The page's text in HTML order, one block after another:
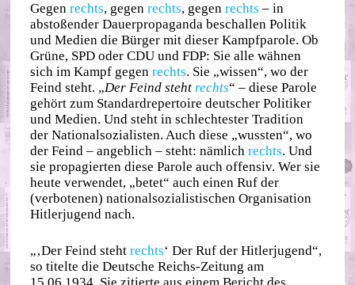
Gegenrechts, gegenrechts, gegenrechts – in
abstoßender Dauerpropaganda beschallen Politik
und Medien die Bürger mit dieser Kampfparole. Ob
Grüne, SPD oder CDU und FDP: Sie alle wähnen
sich im Kampf gegenrechts. Sie „wissen“, wo der
Feind steht. „Der Feind stehtrechts“ – diese Parole
gehört zum Standardrepertoire deutscher Politiker
und Medien. Und steht in schlechtester Tradition
der Nationalsozialisten. Auch diese „wussten“, wo
der Feind – angeblich – steht: nämlichrechts. Und
sie propagierten diese Parole auch offensiv. Wer sie
heute verwendet, „betet“ auch einen Ruf der
(verbotenen) nationalsozialistischen Organisation
Hitlerjugend nach.
„‚Der Feind stehtrechts‘ Der Ruf der Hitlerjugend“,
so titelte die Deutsche Reichs-Zeitung am